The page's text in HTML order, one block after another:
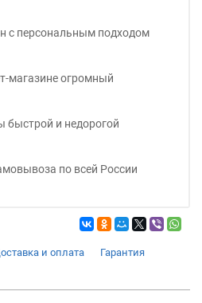
с персональным подходом
магазине огромный
быстрой и недорогой
по всей России
и оплата Гарантия